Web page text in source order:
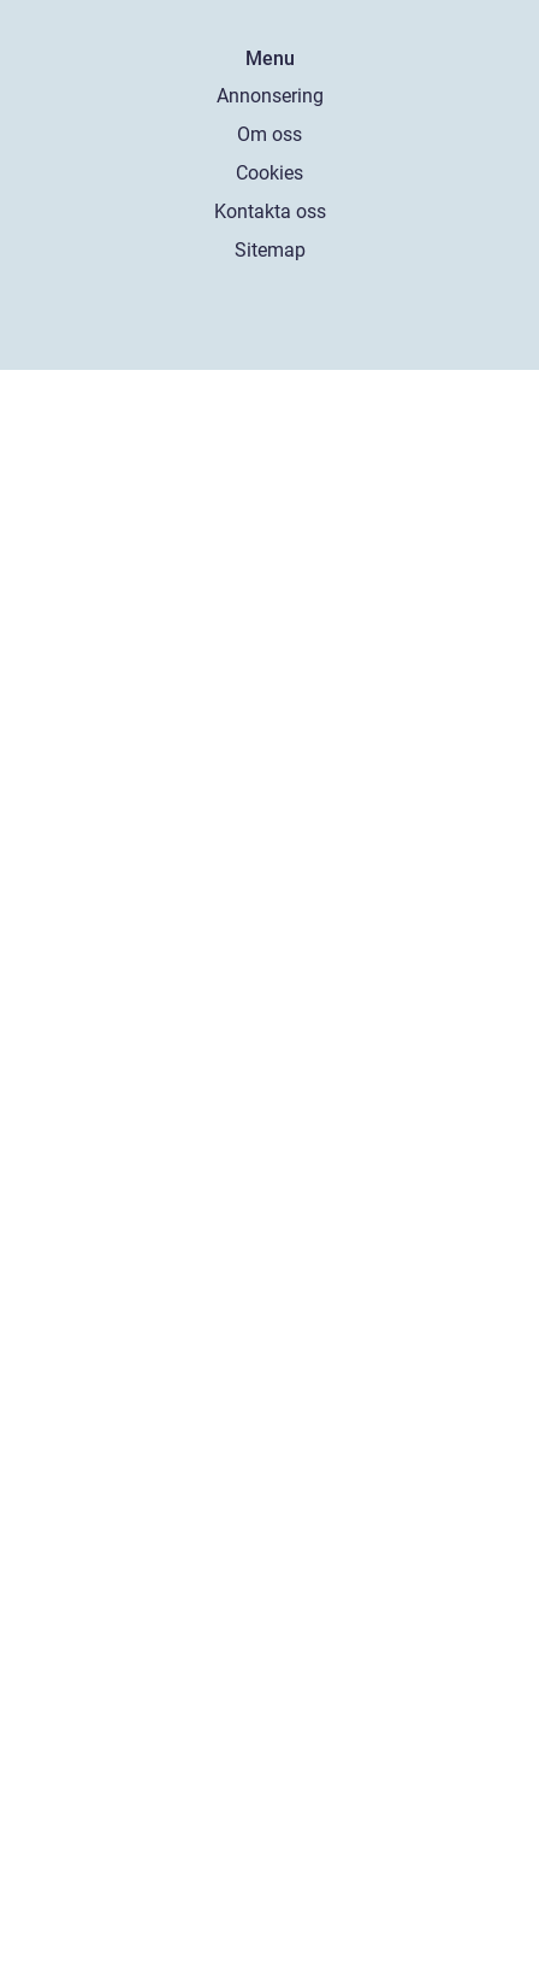
Menu
Annonsering
Om oss
Cookies
Kontakta oss
Sitemap